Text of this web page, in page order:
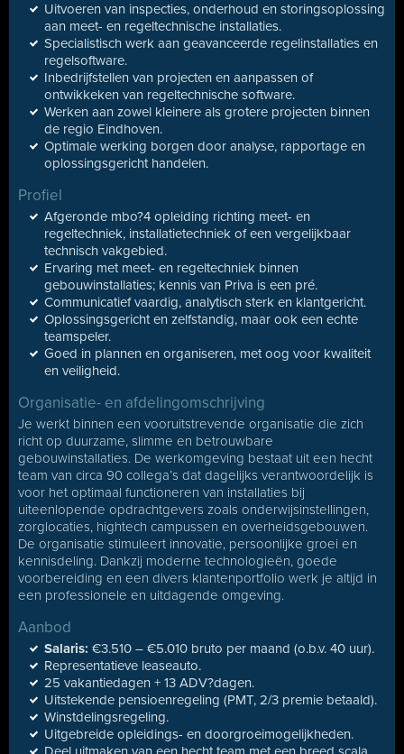
Uitvoeren van inspecties, onderhoud en storingsoplossing
aan meet- en regeltechnische installaties.
Specialistisch werk aan geavanceerde regelinstallaties en
regelsoftware.
Inbedrijfstellen van projecten en aanpassen of
ontwikkeken van regeltechnische software.
Werken aan zowel kleinere als grotere projecten binnen
de regio Eindhoven.
Optimale werking borgen door analyse, rapportage en
oplossingsgericht handelen.
Profiel
Afgeronde mbo?4 opleiding richting meet- en
regeltechniek, installatietechniek of een vergelijkbaar
technisch vakgebied.
Ervaring met meet- en regeltechniek binnen
gebouwinstallaties; kennis van Priva is een pré.
Communicatief vaardig, analytisch sterk en klantgericht.
Oplossingsgericht en zelfstandig, maar ook een echte
teamspeler.
Goed in plannen en organiseren, met oog voor kwaliteit
en veiligheid.
Organisatie- en afdelingomschrijving
Je werkt binnen een vooruitstrevende organisatie die zich
richt op duurzame, slimme en betrouwbare
gebouwinstallaties. De werkomgeving bestaat uit een hecht
team van circa 90 collega’s dat dagelijks verantwoordelijk is
voor het optimaal functioneren van installaties bij
uiteenlopende opdrachtgevers zoals onderwijsinstellingen,
zorglocaties, hightech campussen en overheidsgebouwen.
De organisatie stimuleert innovatie, persoonlijke groei en
kennisdeling. Dankzij moderne technologieën, goede
voorbereiding en een divers klantenportfolio werk je altijd in
een professionele en uitdagende omgeving.
Aanbod
Salaris: €3.510 – €5.010 bruto per maand (o.b.v. 40 uur).
Representatieve leaseauto.
25 vakantiedagen + 13 ADV?dagen.
Uitstekende pensioenregeling (PMT, 2/3 premie betaald).
Winstdelingsregeling.
Uitgebreide opleidings- en doorgroeimogelijkheden.